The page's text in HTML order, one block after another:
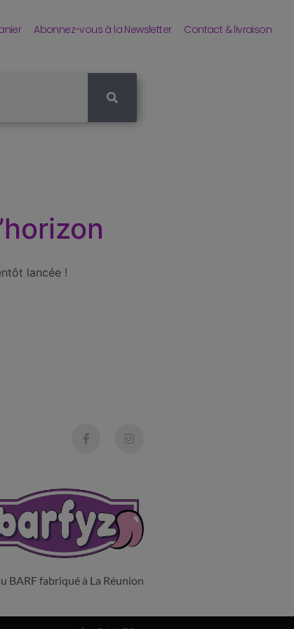
Abonnez-vous à la Newsletter Contact & livraison
lancée !
BARF fabriqué à La Réunion